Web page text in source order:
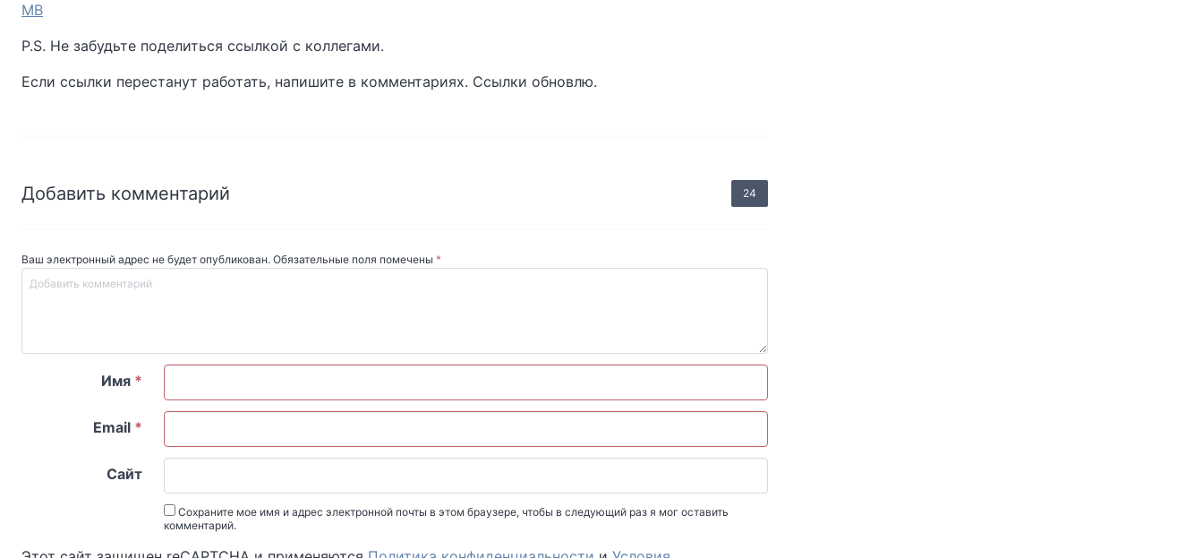
MB
P.S. Не забудьте поделиться ссылкой с коллегами.
Если ссылки перестанут работать, напишите в комментариях. Ссылки обновлю.
Добавить комментарий 24
Ваш электронный адрес не будет опубликован. Обязательные поля помечены *
Имя *
Email *
Сайт
Сохраните мое имя и адрес электронной почты в этом браузере, чтобы в следующий раз я мог оставить
комментарий.